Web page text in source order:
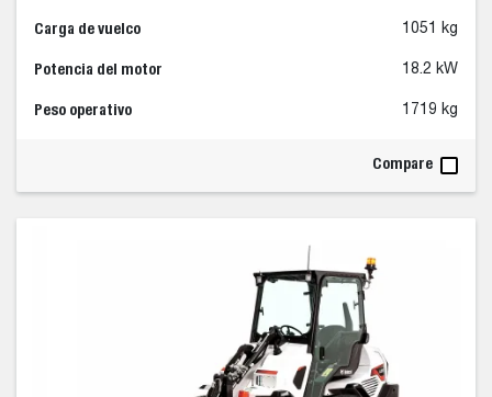
Carga de vuelco 1051 kg
Potencia del motor 18.2 kW
Peso operativo 1719 kg
Compare